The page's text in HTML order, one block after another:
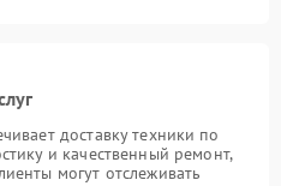
доставку техники по
и качественный ремонт,
могут отслеживать